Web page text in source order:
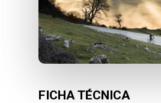
FICHA TÉCNICA